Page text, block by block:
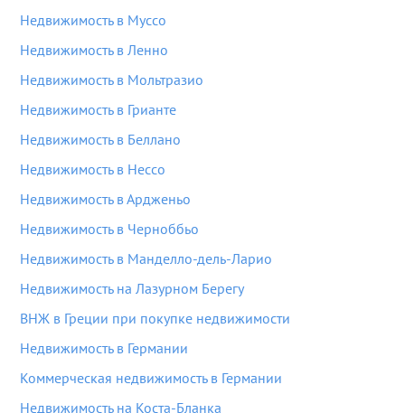
Недвижимость в Муссо
Недвижимость в Ленно
Недвижимость в Мольтразио
Недвижимость в Грианте
Недвижимость в Беллано
Недвижимость в Нессо
Недвижимость в Ардженьо
Недвижимость в Черноббьо
Недвижимость в Манделло-дель-Ларио
Недвижимость на Лазурном Берегу
ВНЖ в Греции при покупке недвижимости
Недвижимость в Германии
Коммерческая недвижимость в Германии
Недвижимость на Коста-Бланка